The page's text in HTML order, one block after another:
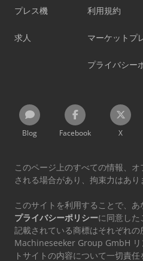
プレス機
求人
利用規約
マーケットプ
プライバシー
Blog Facebook X
このページ上のすべての情報、
される場合があり、拘束力はあり
このサイトを利用することで、
プライバシーポリシーに同意した
記載されている商標はそれぞれの
Machineseeker Group GmbH リ
トサイトの内容について一切責任